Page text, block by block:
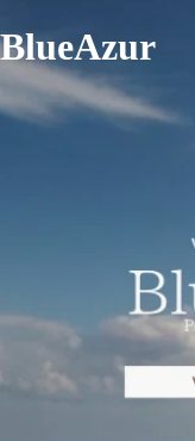
BlueAzur